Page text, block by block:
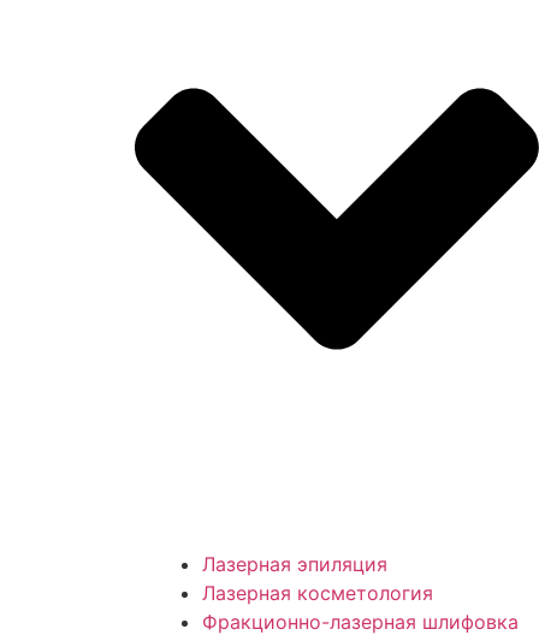
Лазерная эпиляция
Лазерная косметология
Фракционно-лазерная шлифовка